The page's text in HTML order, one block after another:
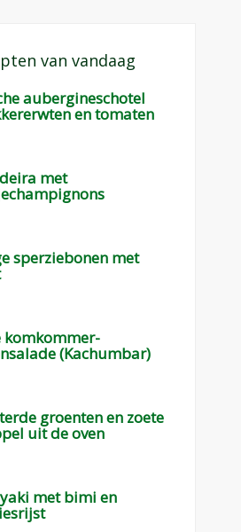
van vandaag
aubergineschotel
en tomaten
met
sperziebonen met
komkommer-
(Kachumbar)
groenten en zoete
uit de oven
met bimi en